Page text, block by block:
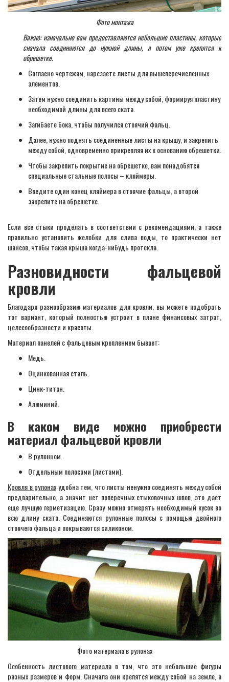
Фото монтажа
Важно: изначально вам предоставляются небольшие пластины, которые
сначала соединяются до нужной длины, а потом уже крепятся к
обрешетке.
Согласно чертежам, нарезаете листы для вышеперечисленных
элементов.
Затем нужно соединить картины между собой, формируя пластину
необходимой длины для всего ската.
Загибаете бока, чтобы получился стоячий фальц.
Далее, нужно поднять соединенные листы на крышу, и закрепить
между собой, одновременно прикрепляя их к основанию обрешетки.
Чтобы закрепить покрытие на обрешетке, вам понадобятся
специальные стальные полосы – кляймеры.
Введите один конец кляймера в стоячие фальцы, а второй
закрепите на обрешетке.
Если все стыки проделать в соответствии с рекомендациями, а также
правильно установить желобки для слива воды, то практически нет
шансов, чтобы такая крыша когда-нибудь протекла.
Разновидности фальцевой
кровли
Благодаря разнообразию материалов для кровли, вы можете подобрать
тот вариант, который полностью устроит в плане финансовых затрат,
целесообразности и красоты.
Материал панелей с фальцевым креплением бывает:
Медь.
Оцинкованная сталь.
Цинк-титан.
Алюминий.
В каком виде можно приобрести
материал фальцевой кровли
В рулонном.
Отдельным полосами (листами).
Кровля в рулонахудобна тем, что листы ненужно соединять между собой
предварительно, а значит нет поперечных стыковочных швов, это дает
еще лучшую герметизацию. Сразу можно отмерять необходимый кусок во
всю длину ската. Соединяются рулонные полосы с помощью двойного
стоячего фальца и покрываются силиконом.
Фото материала в рулонах
Особенность листового материалав том, что это небольшие фигуры
разных размеров и форм. Сначала они крепятся между собой на земле, а